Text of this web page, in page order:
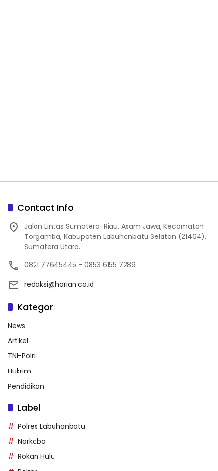
Contact Info
Jalan Lintas Sumatera-Riau, Asam Jawa, Kecamatan
Torgamba, Kabupaten Labuhanbatu Selatan (21464),
Sumatera Utara.
0821 77645445 - 0853 6155 7289
redaksi@harian.co.id
Kategori
News
Artikel
TNI-Polri
Hukrim
Pendidikan
Label
Polres Labuhanbatu
Narkoba
Rokan Hulu